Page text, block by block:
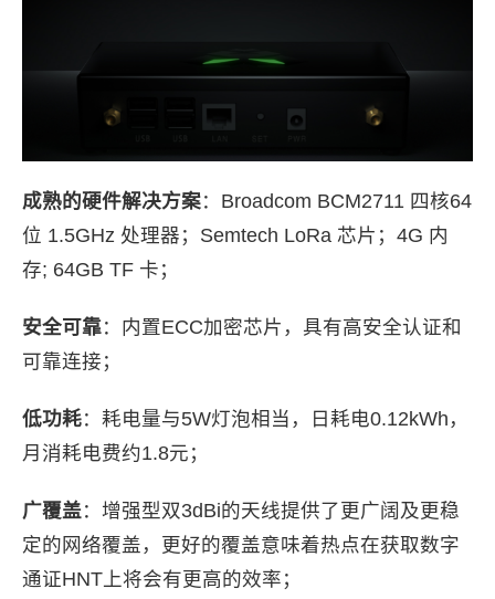
成熟的硬件解决方案：Broadcom BCM2711 四核64
位 1.5GHz 处理器；Semtech LoRa 芯片；4G 内
存; 64GB TF 卡；
安全可靠：内置ECC加密芯片，具有高安全认证和
可靠连接；
低功耗：耗电量与5W灯泡相当，日耗电0.12kWh，
月消耗电费约1.8元；
广覆盖：增强型双3dBi的天线提供了更广阔及更稳
定的网络覆盖，更好的覆盖意味着热点在获取数字
通证HNT上将会有更高的效率；